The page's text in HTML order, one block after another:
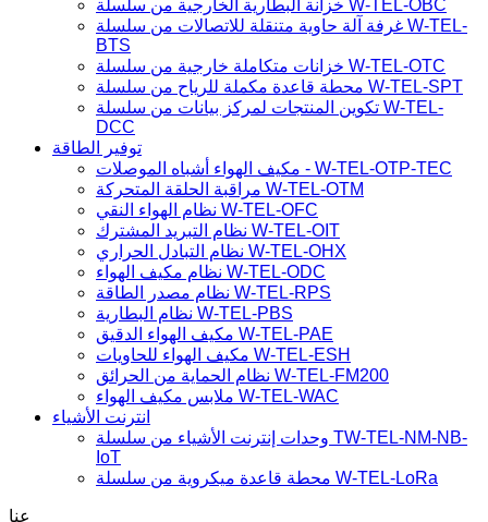
خزانة البطارية الخارجية من سلسلة W-TEL-OBC
غرفة آلة حاوية متنقلة للاتصالات من سلسلة W-TEL-
BTS
خزانات متكاملة خارجية من سلسلة W-TEL-OTC
محطة قاعدة مكملة للرياح من سلسلة W-TEL-SPT
تكوين المنتجات لمركز بيانات من سلسلة W-TEL-
DCC
توفير الطاقة
مكيف الهواء أشباه الموصلات - W-TEL-OTP-TEC
مراقبة الحلقة المتحركة W-TEL-OTM
نظام الهواء النقي W-TEL-OFC
نظام التبريد المشترك W-TEL-OIT
نظام التبادل الحراري W-TEL-OHX
نظام مكيف الهواء W-TEL-ODC
نظام مصدر الطاقة W-TEL-RPS
نظام البطارية W-TEL-PBS
مكيف الهواء الدقيق W-TEL-PAE
مكيف الهواء للحاويات W-TEL-ESH
نظام الحماية من الحرائق W-TEL-FM200
ملابس مكيف الهواء W-TEL-WAC
انترنت الأشياء
وحدات إنترنت الأشياء من سلسلة TW-TEL-NM-NB-
IoT
محطة قاعدة ميكروية من سلسلة W-TEL-LoRa
عنا